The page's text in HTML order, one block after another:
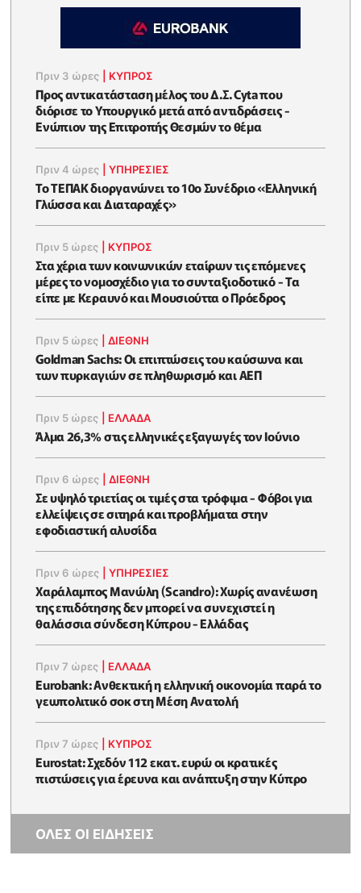
Πριν 3 ώρες ΚΥΠΡΟΣ
Προς αντικατάσταση μέλος του Δ.Σ. Cyta που
διόρισε το Υπουργικό μετά από αντιδράσεις -
Ενώπιον της Επιτροπής Θεσμών το θέμα
Πριν 4 ώρες |ΥΠΗΡΕΣΙΕΣ
Το ΤΕΠΑΚ διοργανώνει το 10ο Συνέδριο «Ελληνική
Γλώσσα και Διαταραχές»
Πριν 5 ώρες ΚΥΠΡΟΣ
Στα χέρια των κοινωνικών εταίρων τις επόμενες
μέρες το νομοσχέδιο για το συνταξιοδοτικό - Τα
είπε με Κεραυνό και Μουσιούττα ο Πρόεδρος
Πριν 5 ώρες |ΔΙΕΘΝΗ
Goldman Sachs: Οι επιπτώσεις του καύσωνα και
των πυρκαγιών σε πληθωρισμό και ΑΕΠ
Πριν 5 ώρες ΕΛΛΆΔΑ
Άλμα 26,3% στις ελληνικές εξαγωγές τον Ιούνιο
Πριν 6 ώρες |ΔΙΕΘΝΗ
Σε υψηλό τριετίας οι τιμές στα τρόφιμα - Φόβοι για
ελλείψεις σε σιτηρά και προβλήματα στην
εφοδιαστική αλυσίδα
Πριν 6 ώρες |ΥΠΗΡΕΣΙΕΣ
Χαράλαμπος Μανώλη (Scandro): Χωρίς ανανέωση
της επιδότησης δεν μπορεί να συνεχιστεί η
θαλάσσια σύνδεση Κύπρου - Ελλάδας
Πριν 7 ώρες ΕΛΛΆΔΑ
Eurobank: Ανθεκτική η ελληνική οικονομία παρά το
γεωπολιτικό σοκ στη Μέση Ανατολή
Πριν 7 ώρες ΚΥΠΡΟΣ
Eurostat: Σχεδόν 112 εκατ. ευρώ οι κρατικές
πιστώσεις για έρευνα και ανάπτυξη στην Κύπρο
ΟΛΕΣ ΟΙ ΕΙΔΗΣΕΙΣ